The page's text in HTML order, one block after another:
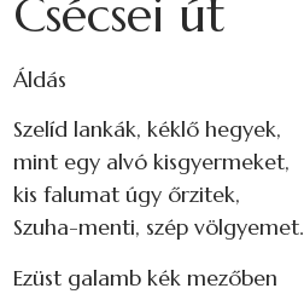
Csécsei út
Áldás
Szelíd lankák, kéklő hegyek,
mint egy alvó kisgyermeket,
kis falumat úgy őrzitek,
Szuha-menti, szép völgyemet.
Ezüst galamb kék mezőben